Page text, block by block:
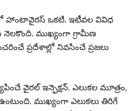
హాంటావైరస్ ఒకటి. ఇటీవల వివిధ
నెలకొంది. ముఖ్యంగా గ్రామీణ
ప్రదేశాల్లో నివసించే ప్రజలు
వైరల్ ఇన్ఫెక్షన్. ఎలుకల మూత్రం,
ముఖ్యంగా ఎలుకలు తిరిగే